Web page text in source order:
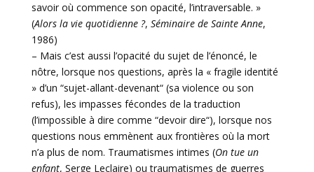
savoir où commence son opacité, l’intraversable. »
(Alors la vie quotidienne ?, Séminaire de Sainte Anne,
1986)
– Mais c’est aussi l’opacité du sujet de l’énoncé, le
nôtre, lorsque nos questions, après la « fragile identité
» d’un “sujet-allant-devenant“ (sa violence ou son
refus), les impasses fécondes de la traduction
(l’impossible à dire comme “devoir dire“), lorsque nos
questions nous emmènent aux frontières où la mort
n’a plus de nom. Traumatismes intimes (On tue un
enfant, Serge Leclaire) ou traumatismes de guerres